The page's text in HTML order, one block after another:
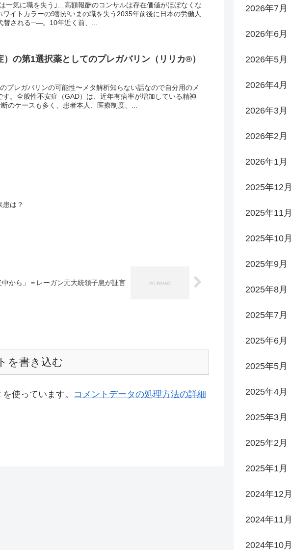
一気に職を失う｣…高額報酬のコンサルは存在価値がほぼなくな
イトカラーの9割がいまの職を失う2035年前後に日本の労働人
替される─―。10年近く前、...
の第1選択薬としてのプレガバリン（リリカ®）
プレガバリンの可能性〜メタ解析知らない話なので自分用のメ
。全般性不安症（GAD）は、近年有病率が増加している精神
のケースも多く、患者本人、医療制度、...
患は？
から」＝レーガン元大統領子息が証言
を書き込む
使っています。 コメントデータの処理方法の詳細
2026年7月
2026年6月
2026年5月
2026年4月
2026年3月
2026年2月
2026年1月
2025年12月
2025年11月
2025年10月
2025年9月
2025年8月
2025年7月
2025年6月
2025年5月
2025年4月
2025年3月
2025年2月
2025年1月
2024年12月
2024年11月
2024年10月